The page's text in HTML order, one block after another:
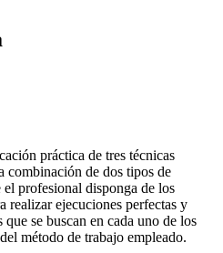
práctica de tres técnicas
combinación de dos tipos de
profesional disponga de los
realizar ejecuciones perfectas y
se buscan en cada uno de los
método de trabajo empleado.